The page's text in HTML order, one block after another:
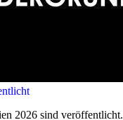
2026 sind veröffentlicht.